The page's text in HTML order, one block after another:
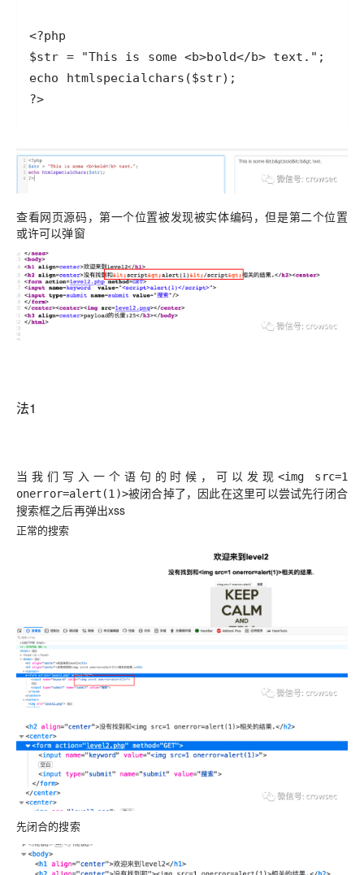
?>
查看网页源码，第一个位置被发现被实体编码，但是第二个位置
或许可以弹窗
法1
当我们写入一个语句的时候，可以发现<img src=1
onerror=alert(1)>被闭合掉了，因此在这里可以尝试先行闭合
搜索框之后再弹出xss
正常的搜索
先闭合的搜索